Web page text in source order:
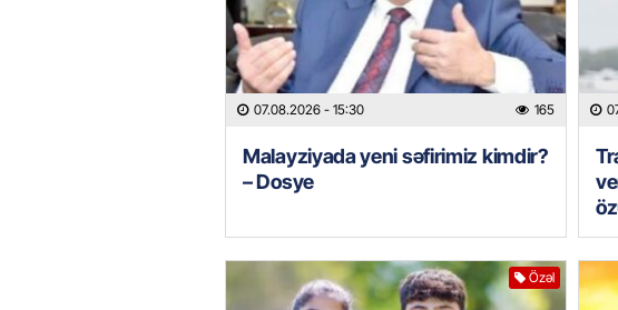
07.08.2026 - 15:30 165
Malayziyada yeni səfirimiz kimdir?
– Dosye
Özəl